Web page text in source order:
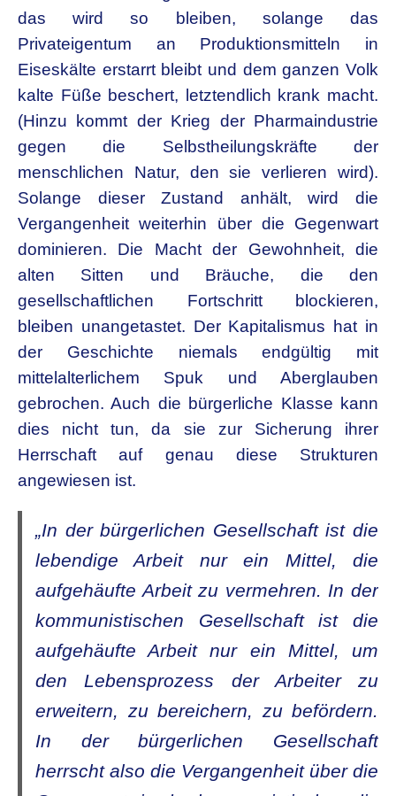
das wird so bleiben, solange das
Privateigentum an Produktionsmitteln in
Eiseskälte erstarrt bleibt und dem ganzen Volk
kalte Füße beschert, letztendlich krank macht.
(Hinzu kommt der Krieg der Pharmaindustrie
gegen die Selbstheilungskräfte der
menschlichen Natur, den sie verlieren wird).
Solange dieser Zustand anhält, wird die
Vergangenheit weiterhin über die Gegenwart
dominieren. Die Macht der Gewohnheit, die
alten Sitten und Bräuche, die den
gesellschaftlichen Fortschritt blockieren,
bleiben unangetastet. Der Kapitalismus hat in
der Geschichte niemals endgültig mit
mittelalterlichem Spuk und Aberglauben
gebrochen. Auch die bürgerliche Klasse kann
dies nicht tun, da sie zur Sicherung ihrer
Herrschaft auf genau diese Strukturen
angewiesen ist.
„In der bürgerlichen Gesellschaft ist die
lebendige Arbeit nur ein Mittel, die
aufgehäufte Arbeit zu vermehren. In der
kommunistischen Gesellschaft ist die
aufgehäufte Arbeit nur ein Mittel, um
den Lebensprozess der Arbeiter zu
erweitern, zu bereichern, zu befördern.
In der bürgerlichen Gesellschaft
herrscht also die Vergangenheit über die